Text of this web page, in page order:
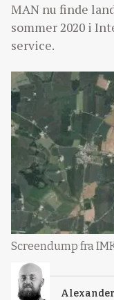
MAN nu finde
sommer 2020 i
service.
Screendump fra